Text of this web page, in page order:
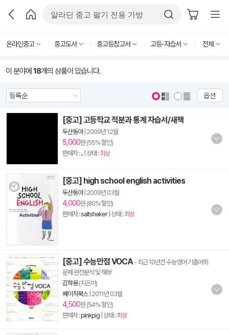
온라인중고 중고도서 중고등참고서 고등-자습서 전체
이 분야에 18개의 상품이 있습니다.
옵션
[중고] 고등학교 적분과 통계 자습서/새책
두산동아| 2009년 12월
5,000원 (55% 할인)
판매자 :..| 상태 :최상
[중고] high school english activities
두산동아| 2009년 03월
4,000원 (80% 할인)
판매자 :saltshaker| 상태 :최상
[중고] 수능만점 VOCA- 최근 10년간 수능영어 기출어휘
문제 완전분석 및 해부
김학용(지은이)
베이직북스| 2011년 03월
4,500원 (54% 할인)
판매자 :pinkpig | 상태 :최상